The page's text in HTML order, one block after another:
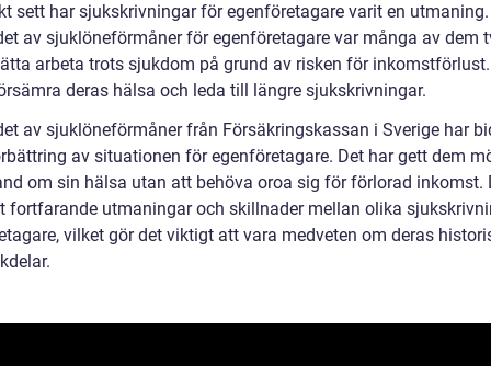
sett har sjukskrivningar för egenföretagare varit en utmaning.
av sjuklöneförmåner för egenföretagare var många av dem
arbeta trots sjukdom på grund av risken för
deras hälsa och leda till längre sjukskrivningar.
av sjuklöneförmåner från Försäkringskassan i Sverige har
av situationen för egenföretagare. Det har gett dem
om sin hälsa utan att behöva oroa sig för förlorad inkomst.
fortfarande utmaningar och skillnader mellan olika
vilket gör det viktigt att vara medveten om deras